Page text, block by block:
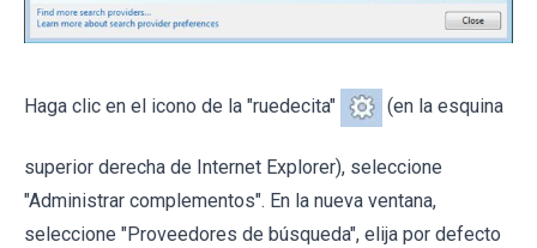
Haga clic en el icono de la "ruedecita" (en la esquina
superior derecha de Internet Explorer), seleccione
"Administrar complementos". En la nueva ventana,
seleccione "Proveedores de búsqueda", elija por defecto